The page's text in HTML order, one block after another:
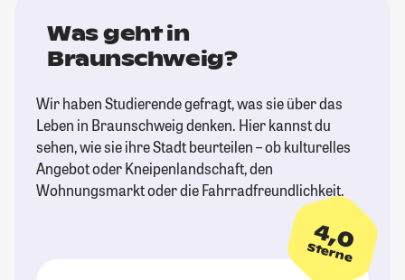
Was geht in
Braunschweig?
Wir haben Studierende gefragt, was sie über das
Leben in Braunschweig denken. Hier kannst du
sehen, wie sie ihre Stadt beurteilen – ob kulturelles
Angebot oder Kneipenlandschaft, den
Wohnungsmarkt oder die Fahrradfreundlichkeit.
4,0
Sterne